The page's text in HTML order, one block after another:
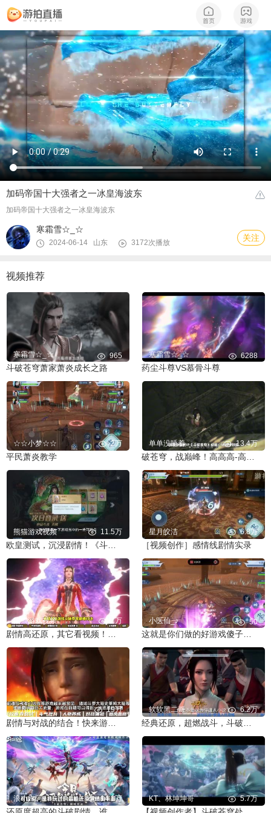
加码帝国十大强者之一冰皇海波东
加码帝国十大强者之一冰皇海波东
寒霜雪☆_☆
2024-06-14 山东 3172次播放 关注
视频推荐
寒霜雪☆_☆ 965
斗破苍穹萧家萧炎成长之路
寒霜雪☆_☆ 6288
药尘斗尊VS慕骨斗尊
☆☆小梦☆☆ 2万
平民萧炎教学
单单没睡着 13.4万
熊猫游戏视频 11.5万
欧皇测试，沉浸剧情！《斗破苍穹：巅峰对决》可玩点一览！
星月皎洁 6.8万
［视频创作］感情线剧情实录
熊猫游戏视频 7万 小医仙_♪ 50
非凡兄 19万 软软黑二哥 6.2万
浪小六阿 14.1万 KT、林坤坤哥 5.7万